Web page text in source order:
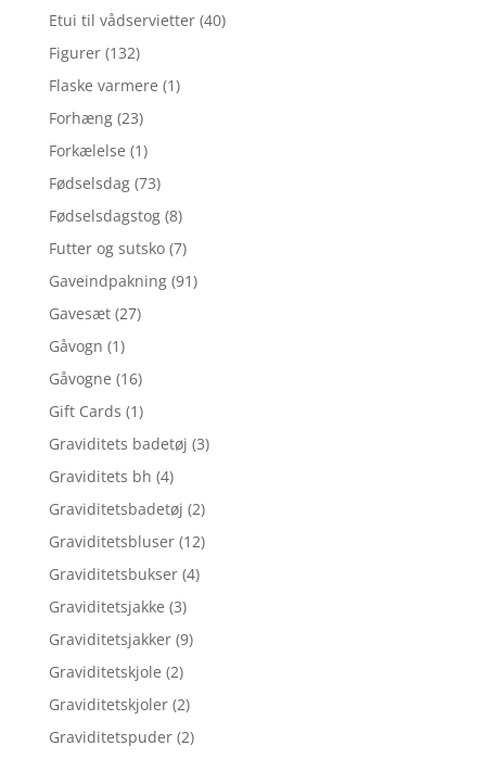
Etui til vådservietter (40)
Figurer (132)
Flaske varmere (1)
Forhæng (23)
Forkælelse (1)
Fødselsdag (73)
Fødselsdagstog (8)
Futter og sutsko (7)
Gaveindpakning (91)
Gavesæt (27)
Gåvogn (1)
Gåvogne (16)
Gift Cards (1)
Graviditets badetøj (3)
Graviditets bh (4)
Graviditetsbadetøj (2)
Graviditetsbluser (12)
Graviditetsbukser (4)
Graviditetsjakke (3)
Graviditetsjakker (9)
Graviditetskjole (2)
Graviditetskjoler (2)
Graviditetspuder (2)